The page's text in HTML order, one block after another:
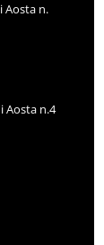
Aosta n.
Aosta n.4